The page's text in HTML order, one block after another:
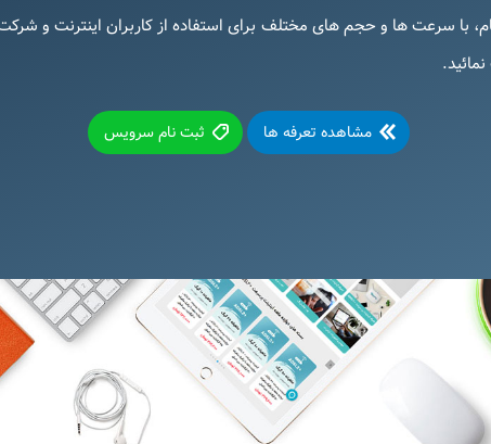
با سرعت ها و حجم های مختلف برای استفاده از کاربران اینترنت و
مشاهده تعرفه ها ثبت نام سرویس